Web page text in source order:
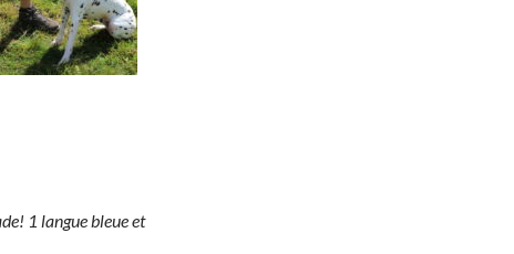
1 langue bleue et